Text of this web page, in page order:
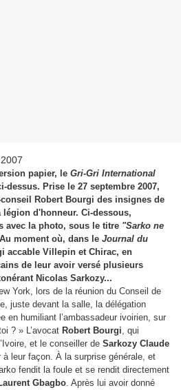
papier, le Gri-Gri International
Prise le 27 septembre 2007,
Robert Bourgi des insignes de
d'honneur. Ci-dessous,
avec la photo, sous le titre "Sarko ne
moment où, dans le Journal du
accable Villepin et Chirac, en
de leur avoir versé plusieurs
Nicolas Sarkozy...
York, lors de la réunion du Conseil de
juste devant la salle, la délégation
en humiliant l’ambassadeur ivoirien, sur
? » L’avocat Robert Bourgi, qui
et le conseiller de Sarkozy Claude
leur façon. À la surprise générale, et
fendit la foule et se rendit directement
Gbagbo. Après lui avoir donné